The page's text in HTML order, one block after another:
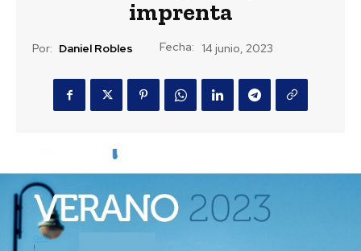
imprenta
Por: Daniel Robles Fecha: 14 junio, 2023